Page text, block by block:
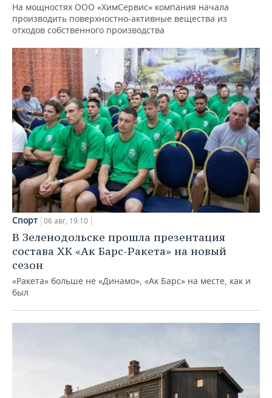
На мощностях ООО «ХимСервис» компания начала
производить поверхностно-активные вещества из
отходов собственного производства
Спорт 06 авг, 19:10
В Зеленодольске прошла презентация
состава ХК «Ак Барс-Ракета» на новый
сезон
«Ракета» больше не «Динамо», «Ак Барс» на месте, как и
был